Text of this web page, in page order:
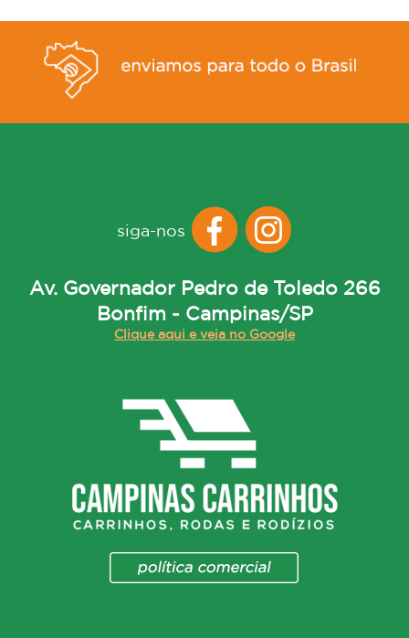
siga-nos
Av. Governador Pedro de Toledo 266
Bonfim - Campinas/SP
Clique aqui e veja no Google